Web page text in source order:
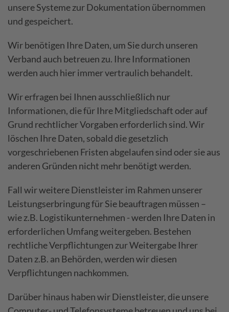
unsere Systeme zur Dokumentation übernommen
und gespeichert.
Wir benötigen Ihre Daten, um Sie durch unseren
Verband auch betreuen zu. Ihre Informationen
werden auch hier immer vertraulich behandelt.
Wir erfragen bei Ihnen ausschließlich nur
Informationen, die für Ihre Mitgliedschaft oder auf
Grund rechtlicher Vorgaben erforderlich sind. Wir
löschen Ihre Daten, sobald die gesetzlich
vorgeschriebenen Fristen abgelaufen sind oder sie aus
anderen Gründen nicht mehr benötigt werden.
Fall wir weitere Dienstleister im Rahmen unserer
Leistungserbringung für Sie beauftragen müssen –
wie z.B. Logistikunternehmen - werden Ihre Daten in
erforderlichen Umfang weitergeben. Bestehen
rechtliche Verpflichtungen zur Weitergabe Ihrer
Daten z.B. an Behörden, werden wir diesen
Verpflichtungen nachkommen.
Darüber hinaus haben wir Dienstleister, die unsere